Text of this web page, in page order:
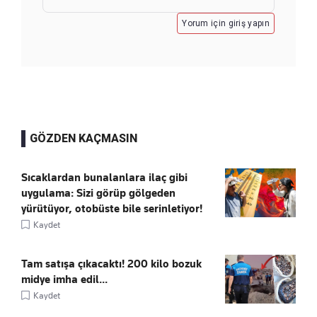
Yorum için giriş yapın
GÖZDEN KAÇMASIN
Sıcaklardan bunalanlara ilaç gibi
uygulama: Sizi görüp gölgeden
yürütüyor, otobüste bile serinletiyor!
Kaydet
Tam satışa çıkacaktı! 200 kilo bozuk
midye imha edil...
Kaydet